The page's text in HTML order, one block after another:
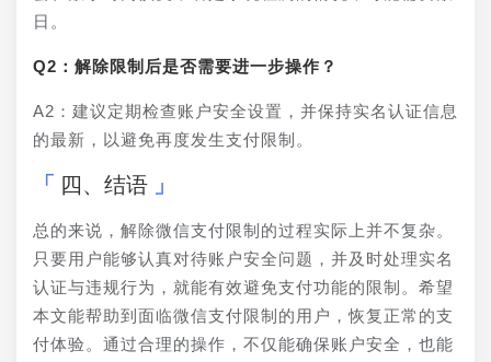
日。
Q2：解除限制后是否需要进一步操作？
A2：建议定期检查账户安全设置，并保持实名认证信息
的最新，以避免再度发生支付限制。
四、结语
总的来说，解除微信支付限制的过程实际上并不复杂。
只要用户能够认真对待账户安全问题，并及时处理实名
认证与违规行为，就能有效避免支付功能的限制。希望
本文能帮助到面临微信支付限制的用户，恢复正常的支
付体验。通过合理的操作，不仅能确保账户安全，也能